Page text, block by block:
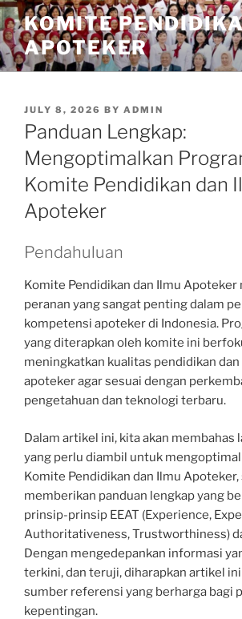
Skip
to
content
KOMITE
APOTEKER
POSTED
ON
JULY 8, 2026 BY ADMIN
Panduan Lengkap:
Mengoptimalkan
Komite Pendidikan dan
Apoteker
Pendahuluan
Komite Pendidikan dan Ilmu Apoteker
peranan yang sangat penting dalam
kompetensi apoteker di Indonesia.
yang diterapkan oleh komite ini
meningkatkan kualitas pendidikan
apoteker agar sesuai dengan
pengetahuan dan teknologi terbaru.
Dalam artikel ini, kita akan membahas
yang perlu diambil untuk
Komite Pendidikan dan Ilmu Apoteker,
memberikan panduan lengkap yang
prinsip-prinsip EEAT (Experience,
Authoritativeness, Trustworthiness)
Dengan mengedepankan informasi
terkini, dan teruji, diharapkan artikel
sumber referensi yang berharga bagi
kepentingan.